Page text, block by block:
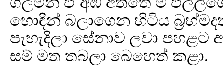
හොඳීන් බලාගෙන හිටිය
පැහැදිලා සේනාව ලවා
සම් මත තබලා බෙහෙත් කළා.